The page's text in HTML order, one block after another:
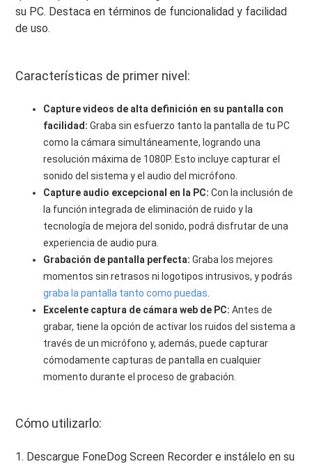
su PC. Destaca en términos de funcionalidad y facilidad
de uso.
Características de primer nivel:
Capture videos de alta definición en su pantalla con
facilidad: Graba sin esfuerzo tanto la pantalla de tu PC
como la cámara simultáneamente, logrando una
resolución máxima de 1080P. Esto incluye capturar el
sonido del sistema y el audio del micrófono.
Capture audio excepcional en la PC: Con la inclusión de
la función integrada de eliminación de ruido y la
tecnología de mejora del sonido, podrá disfrutar de una
experiencia de audio pura.
Grabación de pantalla perfecta:Graba los mejores
momentos sin retrasos ni logotipos intrusivos, y podrás
graba la pantalla tanto como puedas
Excelente captura de cámara web de PC:Antes de
grabar, tiene la opción de activar los ruidos del sistema a
través de un micrófono y, además, puede capturar
cómodamente capturas de pantalla en cualquier
momento durante el proceso de grabación.
Cómo utilizarlo:
1. Descargue FoneDog Screen Recorder e instálelo en su